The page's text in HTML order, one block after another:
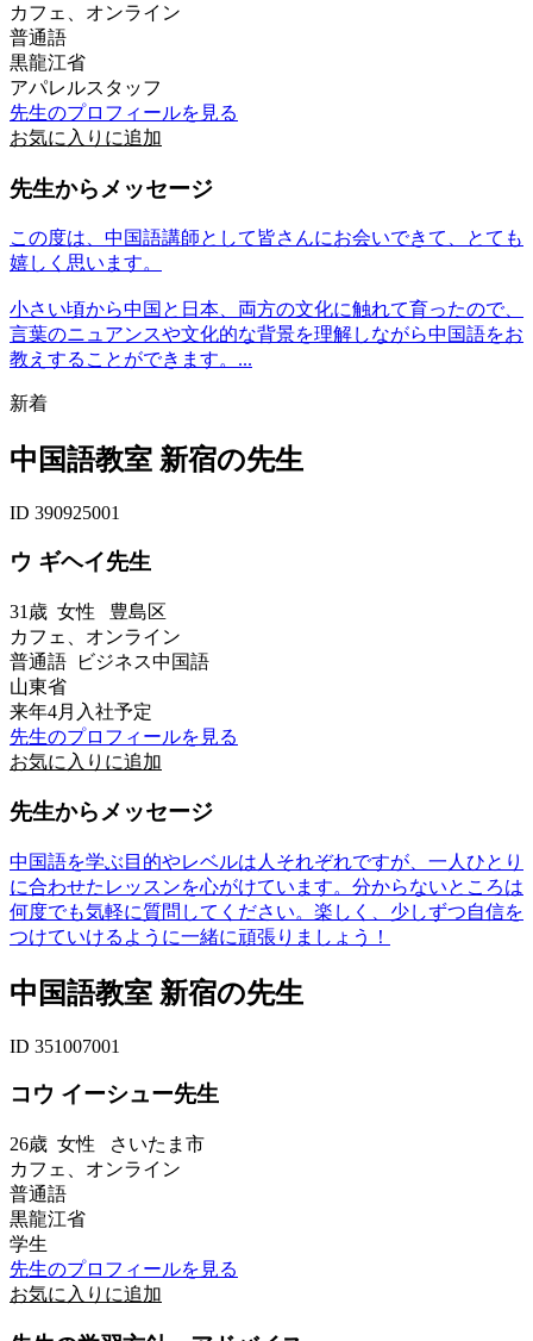
カフェ、オンライン
普通語
黒龍江省
アパレルスタッフ
先生のプロフィールを見る
お気に入りに追加
先生からメッセージ
この度は、中国語講師として皆さんにお会いできて、とても
嬉しく思います。
小さい頃から中国と日本、両方の文化に触れて育ったので、
言葉のニュアンスや文化的な背景を理解しながら中国語をお
教えすることができます。...
新着
中国語教室 新宿の先生
ID 390925001
ウ ギヘイ先生
31歳 女性 豊島区
カフェ、オンライン
普通語 ビジネス中国語
山東省
来年4月入社予定
先生のプロフィールを見る
お気に入りに追加
先生からメッセージ
中国語を学ぶ目的やレベルは人それぞれですが、一人ひとり
に合わせたレッスンを心がけています。分からないところは
何度でも気軽に質問してください。楽しく、少しずつ自信を
つけていけるように一緒に頑張りましょう！
中国語教室 新宿の先生
ID 351007001
コウ イーシュー先生
26歳 女性 さいたま市
カフェ、オンライン
普通語
黒龍江省
学生
先生のプロフィールを見る
お気に入りに追加